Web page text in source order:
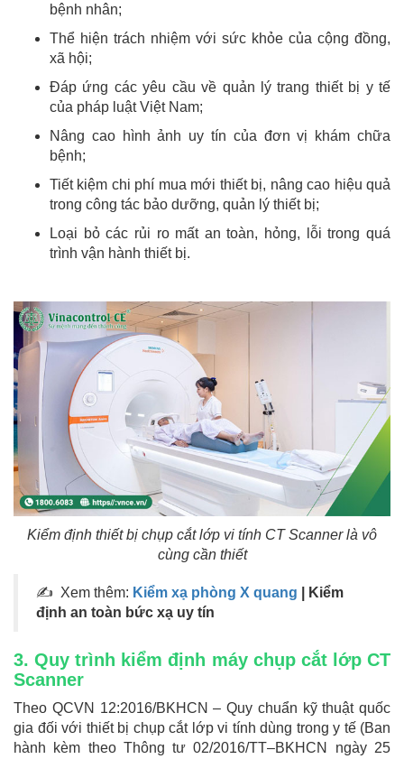
bệnh nhân;
Thể hiện trách nhiệm với sức khỏe của cộng đồng,
xã hội;
Đáp ứng các yêu cầu về quản lý trang thiết bị y tế
của pháp luật Việt Nam;
Nâng cao hình ảnh uy tín của đơn vị khám chữa
bệnh;
Tiết kiệm chi phí mua mới thiết bị, nâng cao hiệu quả
trong công tác bảo dưỡng, quản lý thiết bị;
Loại bỏ các rủi ro mất an toàn, hỏng, lỗi trong quá
trình vận hành thiết bị.
Kiểm định thiết bị chụp cắt lớp vi tính CT Scanner là vô
cùng cần thiết
✍ Xem thêm: Kiểm xạ phòng X quang | Kiểm
định an toàn bức xạ uy tín
3. Quy trình kiểm định máy chụp cắt lớp CT
Scanner
Theo QCVN 12:2016/BKHCN – Quy chuẩn kỹ thuật quốc
gia đối với thiết bị chụp cắt lớp vi tính dùng trong y tế (Ban
hành kèm theo Thông tư 02/2016/TT–BKHCN ngày 25